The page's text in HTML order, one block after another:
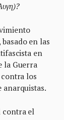
)?
en las
en
la Guerra
los
anarquistas.
contra el